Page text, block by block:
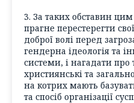
3. За таких обставин
прагне перестерегти
доброї волі перед
гендерна ідеологія та
системи, і нагадати про
християнські та
на котрих мають
та спосіб організації